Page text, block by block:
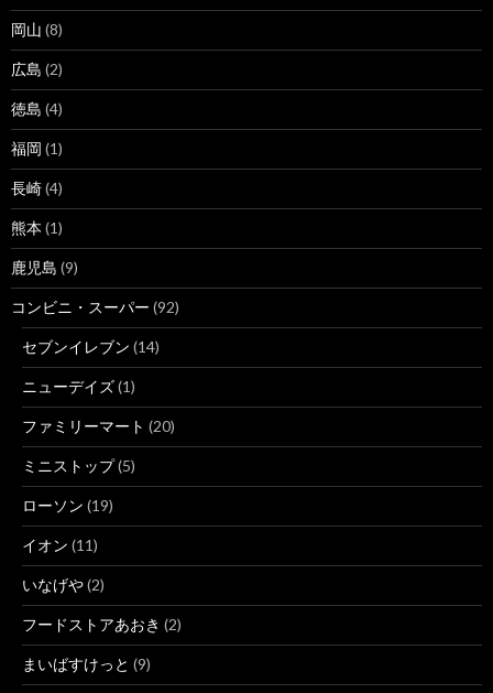
岡山 (8)
広島 (2)
徳島 (4)
福岡 (1)
長崎(4)
熊本 (1)
鹿児島 (9)
コンビニ・スーパー (92)
セブンイレブン (14)
ニューデイズ(1)
ファミリーマート (20)
ミニストップ(5)
ローソン (19)
イオン (11)
いなげや(2)
フードストアあおき (2)
まいばすけっと (9)